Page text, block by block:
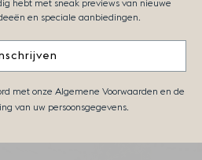
hebt met sneak previews van nieuwe
en speciale aanbiedingen.
met onze Algemene Voorwaarden en de
van uw persoonsgegevens.